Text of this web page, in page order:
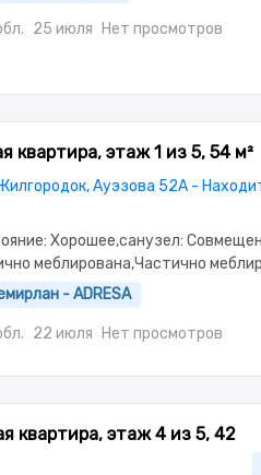
25 июля Нет просмотров
квартира, этаж 1 из 5, 54 м²
Ауэзова 52А -
Хорошее,санузел:
меблирована,Частично
двор
- ADRESA
22 июля Нет просмотров
квартира, этаж 4 из 5, 42